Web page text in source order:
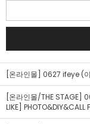
[온라인몰] 0627 ifeye (
[온라인몰/THE STAGE]
LIKE] PHOTO&DIY&CALL